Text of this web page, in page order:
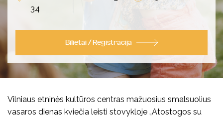
Kultūros pasas
Visi leidiniai
34
Bilietai / Registracija
Vilniaus etninės kultūros centras mažuosius smalsuolius
vasaros dienas kviečia leisti stovykloje „Atostogos su